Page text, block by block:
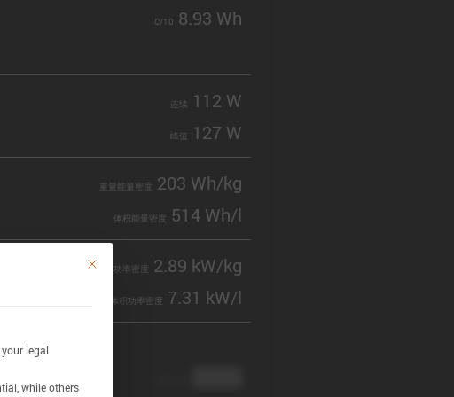
C/10 8.93 Wh
连续 112 W
峰值 127 W
重量能量密度 203 Wh/kg
体积能量密度 514 Wh/l
重量功率密度 2.89 kW/kg
体积功率密度 7.31 kW/l
This button closes the dialog. Its functionality is identical to the Accept only
legal
while others